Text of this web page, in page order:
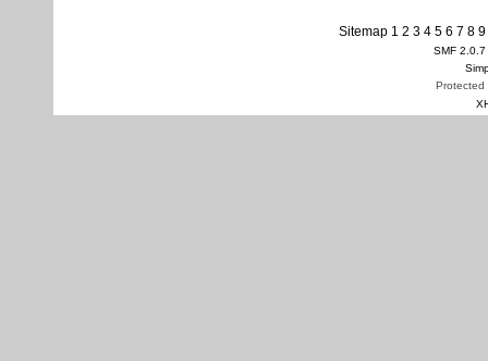
Sitemap 1 2 3 4 5 6 7 8 9
SMF 2.0.7